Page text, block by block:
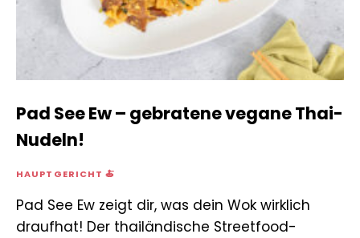
Pad See Ew – gebratene vegane Thai-
Nudeln!
HAUPTGERICHT 🍝
Pad See Ew zeigt dir, was dein Wok wirklich
draufhat! Der thailändische Streetfood-